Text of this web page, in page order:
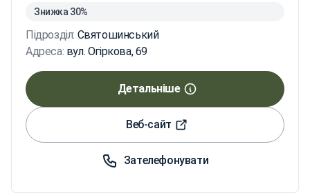
Знижка 30%
Підрозділ: Святошинський
Адреса: вул. Огіркова, 69
Детальніше
Веб-сайт
Зателефонувати